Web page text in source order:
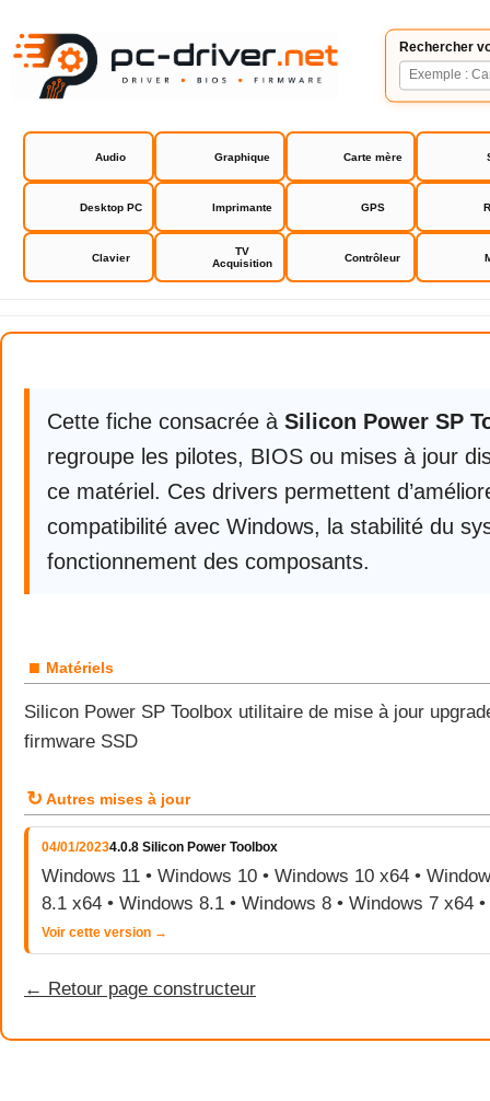
Rechercher
Audio Graphique Carte mère
Desktop PC Imprimante GPS
Clavier
TV
Acquisition
Contrôleur
Silicon Power SP Toolbox
Cette fiche consacrée à Silicon Power SP
regroupe les pilotes, BIOS ou mises à jour
ce matériel. Ces drivers permettent
compatibilité avec Windows, la stabilité du
fonctionnement des composants.
■ Matériels
Silicon Power SP Toolbox utilitaire de mise à jour
firmware SSD
↻ Autres mises à jour
04/01/20234.0.8 Silicon Power Toolbox
Windows 11 • Windows 10 • Windows 10 x64 •
8.1 x64 • Windows 8.1 • Windows 8 • Windows 7 x64
Voir cette version →
← Retour page constructeur